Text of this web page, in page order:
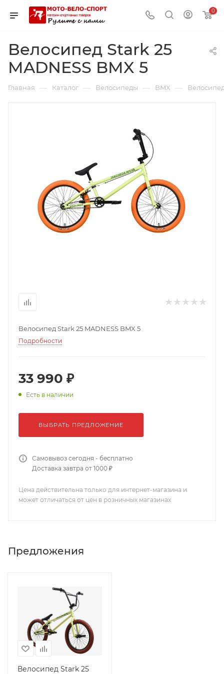
0
Велосипед Stark 25
MADNESS BMX 5
Главная — Каталог — Велосипеды — BMX —
Велосипед Stark 25 MADNESS BMX 5
Подробности
33 990 ₽
Есть в наличии
ВЫБРАТЬ ПРЕДЛОЖЕНИЕ
Самовывоз сегодня - бесплатно
Доставка завтра от 1000 ₽
Цена действительна только для интернет-магазина и
может отличаться от цен в розничных магазинах
Предложения
Велосипед Stark 25